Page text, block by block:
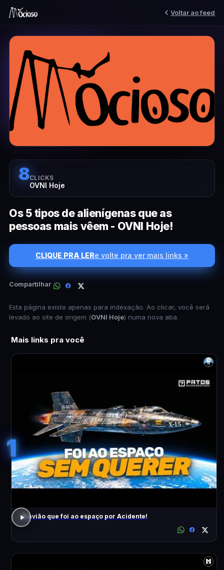
Voltar ao feed
8CLICKS
OVNI Hoje
Os 5 tipos de alienígenas que as
pessoas mais vêem - OVNI Hoje!
CLIQUE PRA LERe volte pra ver mais links »
Compartilhar
Esta página existe apenas para indexação. Ao clicar, você será
levado ao site de origem (OVNI Hoje) numa nova aba.
Mais links pra você
1
O avião que foi ao espaço por Acidente!